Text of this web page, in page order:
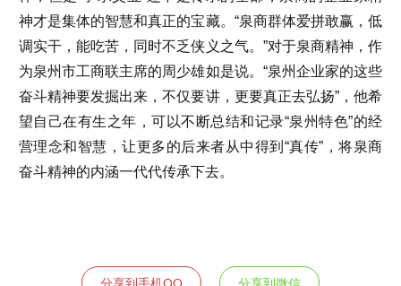
神才是集体的智慧和真正的宝藏。“泉商群体爱拼敢赢，低
调实干，能吃苦，同时不乏侠义之气。”对于泉商精神，作
为泉州市工商联主席的周少雄如是说。“泉州企业家的这些
奋斗精神要发掘出来，不仅要讲，更要真正去弘扬”，他希
望自己在有生之年，可以不断总结和记录“泉州特色”的经
营理念和智慧，让更多的后来者从中得到“真传”，将泉商
奋斗精神的内涵一代代传承下去。
分享到手机QQ 分享到微信